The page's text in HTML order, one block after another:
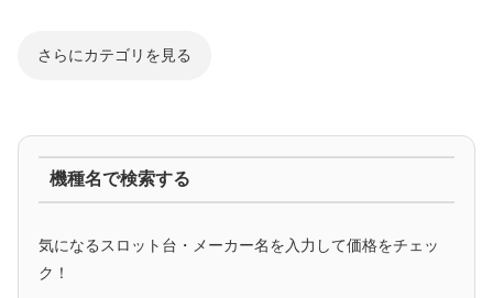
さらにカテゴリを見る
アニメタイアップ
機種名で検索する
気になるスロット台・メーカー名を入力して価格をチェッ
ク！